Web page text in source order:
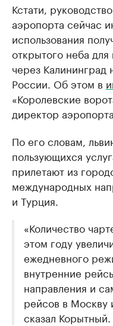
Кстати,
аэропорта сейчас
использования
открытого неба
через
России. Об этом в
«Королевские
директор
По его словам,
пользующихся
прилетают из
международных
и Турция.
«Количество
этом году
ежедневного
внутренние
направления и
рейсов в Москву
сказал Корытный.